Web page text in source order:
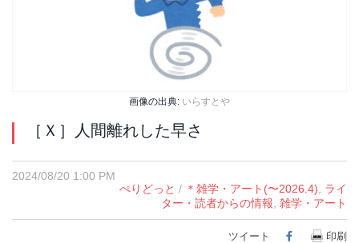
画像の出典: いらすとや
［Ｘ］人間離れした早さ
2024/08/20 1:00 PM
ぺりどっと / ＊雑学・アート(〜2026.4)
ライ
ター・読者からの情報 雑学・アート
ツイート Facebook
印刷